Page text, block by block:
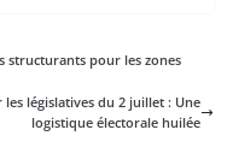
structurants pour les zones
législatives du 2 juillet : Une
logistique électorale huilée